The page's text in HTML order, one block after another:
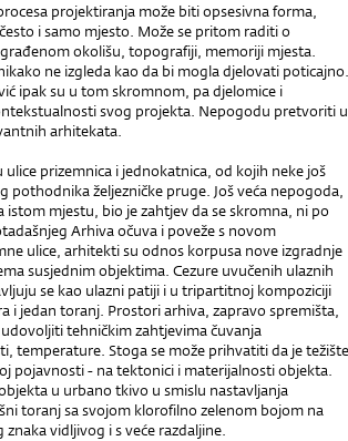
projektiranja može biti opsesivna forma,
i samo mjesto. Može se pritom raditi o
okolišu, topografiji, memoriji mjesta.
ne izgleda kao da bi mogla djelovati poticajno.
ipak su u tom skromnom, pa djelomice i
svog projekta. Nepogodu pretvoriti u
arhitekata.
ulice prizemnica i jednokatnica, od kojih neke još
pothodnika željezničke pruge. Još veća nepogoda,
mjestu, bio je zahtjev da se skromna, ni po
Arhiva očuva i poveže s novom
ulice, arhitekti su odnos korpusa nove izgradnje
susjednim objektima. Cezure uvučenih ulaznih
se kao ulazni patiji i u tripartitnoj kompoziciji
i jedan toranj. Prostori arhiva, zapravo spremišta,
tehničkim zahtjevima čuvanja
temperature. Stoga se može prihvatiti da je težište
pojavnosti - na tektonici i materijalnosti objekta.
u urbano tkivo u smislu nastavljanja
toranj sa svojom klorofilno zelenom bojom na
vidljivog i s veće razdaljine.